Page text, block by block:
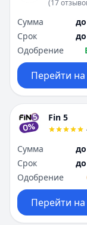
(17
Сумма
Срок
Одобрение
Перейти на
Fin 5
Сумма
Срок
Одобрение
Перейти на